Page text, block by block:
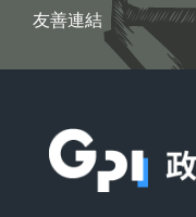
友善連結